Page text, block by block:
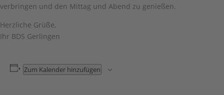
verbringen und den Mittag und Abend zu genießen.
Herzliche Grüße,
Ihr BDS Gerlingen
Zum Kalender hinzufügen